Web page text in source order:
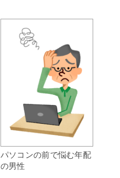
パソコンの前で悩む年配
の男性